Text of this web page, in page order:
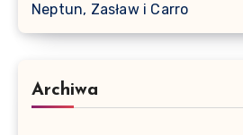
Neptun, Zasław i Carro
Archiwa